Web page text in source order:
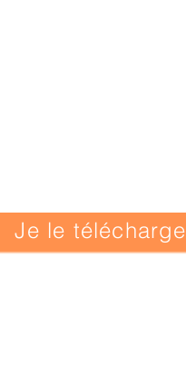
Je le télécharge